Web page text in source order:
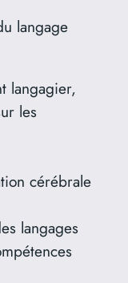
langage
langagier,
les
cérébrale
langages